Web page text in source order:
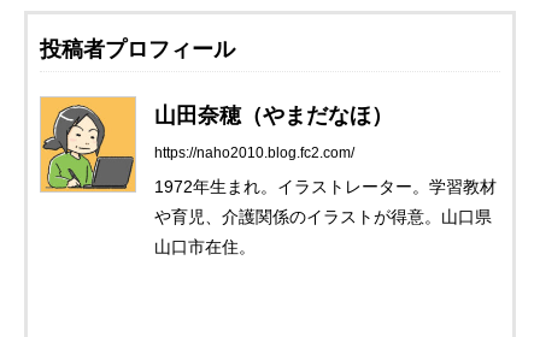
投稿者プロフィール
山田奈穂（やまだなほ）
https://naho2010.blog.fc2.com/
1972年生まれ。イラストレーター。学習教材
や育児、介護関係のイラストが得意。山口県
山口市在住。